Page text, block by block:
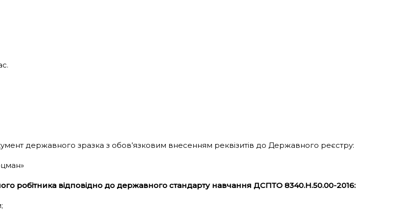
державного зразка з обов’язковим внесенням реквізитів до Державного реєстру:
робітника відповідно до державного стандарту навчання ДСПТО 8340.Н.50.00-2016: